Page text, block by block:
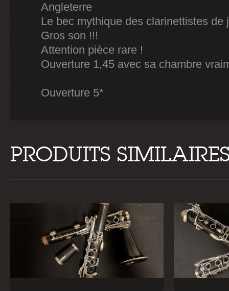
Angleterre
Le bec mythique des clarinettistes de
Gros son !!!
Attention pièce rare !
Ouverture 1,45 avec sa chambre
Ouverture 5*
PRODUITS